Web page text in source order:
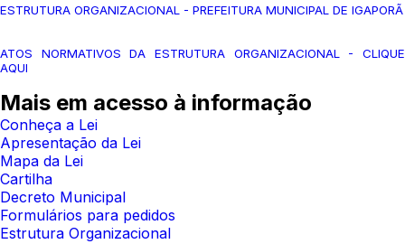
ESTRUTURA ORGANIZACIONAL - PREFEITURA MUNICIPAL DE IGAPORÃ
ATOS NORMATIVOS DA ESTRUTURA ORGANIZACIONAL - CLIQUE
AQUI
Mais em acesso à informação
Conheça a Lei
Apresentação da Lei
Mapa da Lei
Cartilha
Decreto Municipal
Formulários para pedidos
Estrutura Organizacional